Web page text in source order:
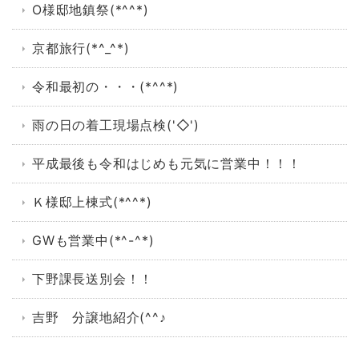
O様邸地鎮祭(*^^*)
京都旅行(*^_^*)
令和最初の・・・(*^^*)
雨の日の着工現場点検('◇')ゞ
平成最後も令和はじめも元気に営業中！！！
Ｋ様邸上棟式(*^^*)
GWも営業中(*^-^*)
下野課長送別会！！
吉野 分譲地紹介(^^♪